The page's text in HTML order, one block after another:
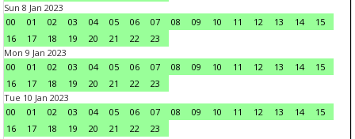
Sun 8 Jan 2023
00
01 02 03 04 05 06 07 08 09 10 11 12 13 14
15
16
17 18 19 20 21 22
23
Mon 9 Jan 2023
00
01 02 03 04 05 06 07 08 09 10 11 12 13 14
15
16
17 18 19 20 21 22
23
Tue 10 Jan 2023
00
01 02 03 04 05 06 07 08 09 10 11 12 13 14
15
16
17 18 19 20 21 22
23